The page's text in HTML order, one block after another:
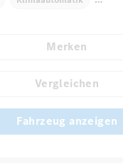
Merken
Vergleichen
Fahrzeug anzeigen